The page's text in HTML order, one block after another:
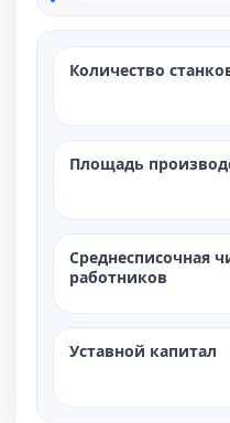
Количество
Площадь
Среднесписочная
работников
Уставной капитал